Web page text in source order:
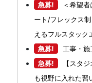
急募!
＜希望
ート/フレックス
えるフルスタック
急募!
工事・施
急募!
【スタ
も視野に入れた習